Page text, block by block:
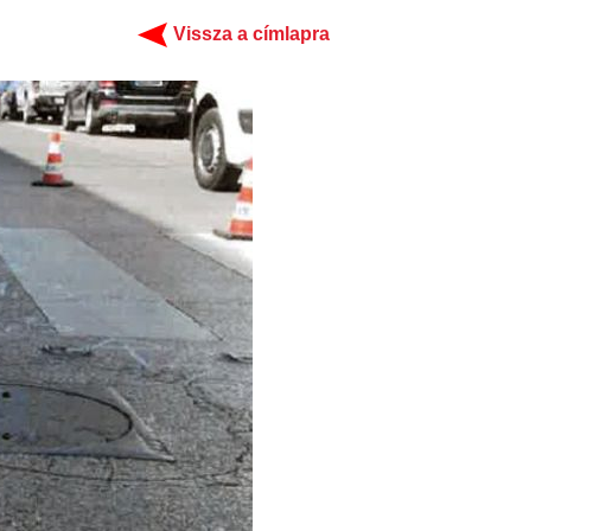
Vissza a címlapra